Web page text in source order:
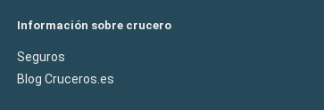
Información sobre crucero
Seguros
Blog Cruceros.es